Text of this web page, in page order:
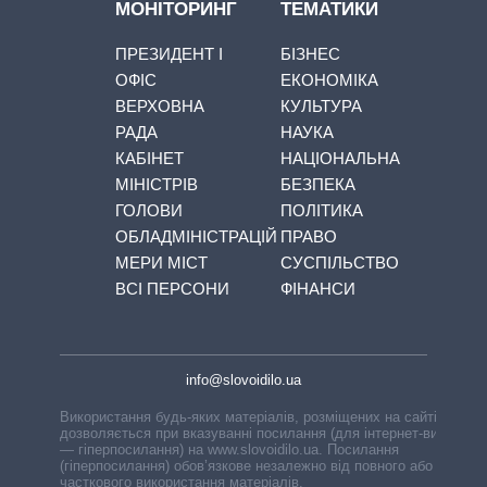
МОНІТОРИНГ
ПРЕЗИДЕНТ І
ОФІС
ВЕРХОВНА
РАДА
КАБІНЕТ
МІНІСТРІВ
ГОЛОВИ
ОБЛАДМІНІСТРАЦІЙ
МЕРИ МІСТ
ВСІ ПЕРСОНИ
ТЕМАТИКИ
БІЗНЕС
ЕКОНОМІКА
КУЛЬТУРА
НАУКА
НАЦІОНАЛЬНА
БЕЗПЕКА
ПОЛІТИКА
ПРАВО
СУСПІЛЬСТВО
ФІНАНСИ
info@slovoidilo.ua
Використання будь-яких матеріалів, розміщених на сайті,
дозволяється при вказуванні посилання (для інтернет-видань
— гіперпосилання) на www.slovoidilo.ua. Посилання
(гіперпосилання) обов’язкове незалежно від повного або
часткового використання матеріалів.